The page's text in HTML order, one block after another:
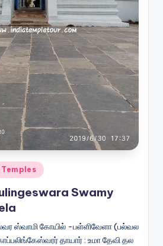
Swamy
ஸ்வாமி கோயில் -பள்ளிவேளா (பல்வல
தாயார் : உமா தேவி தல